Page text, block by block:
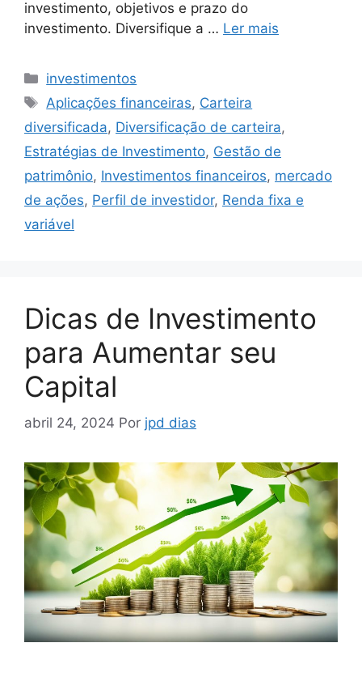
investimento, objetivos e prazo do
investimento. Diversifique a … Ler mais
Categorias
investimentos
Tags
Aplicações financeiras, Carteira
diversificada, Diversificação de carteira,
Estratégias de Investimento, Gestão de
patrimônio, Investimentos financeiros, mercado
de ações, Perfil de investidor, Renda fixa e
variável
Dicas de Investimento
para Aumentar seu
Capital
abril 24, 2024 Por jpd dias